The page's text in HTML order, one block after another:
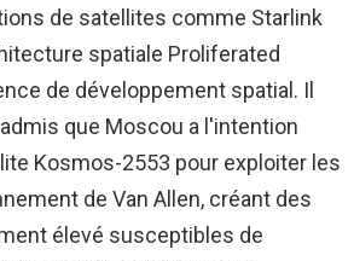
de satellites comme Starlink
spatiale Proliferated
de développement spatial. Il
que Moscou a l'intention
Kosmos-2553 pour exploiter les
de Van Allen, créant des
élevé susceptibles de